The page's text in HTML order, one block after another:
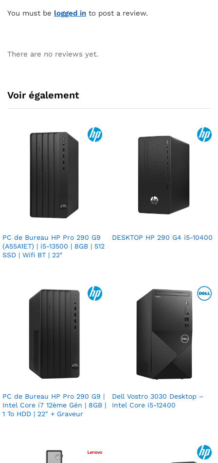
You must be logged in to post a review.
There are no reviews yet.
Voir également
PC de Bureau HP Pro 290 G9
(A55A1ET) | i5-13500 | 8GB | 512
SSD | Wifi BT | 22″
DESKTOP HP 290 G4 i5-10400
PC de Bureau HP Pro 290 G9 |
Intel Core i7 12ème Gén | 8GB |
1 To HDD | 22″ + Graveur
Dell Vostro 3030 Desktop –
Intel Core i5-12400